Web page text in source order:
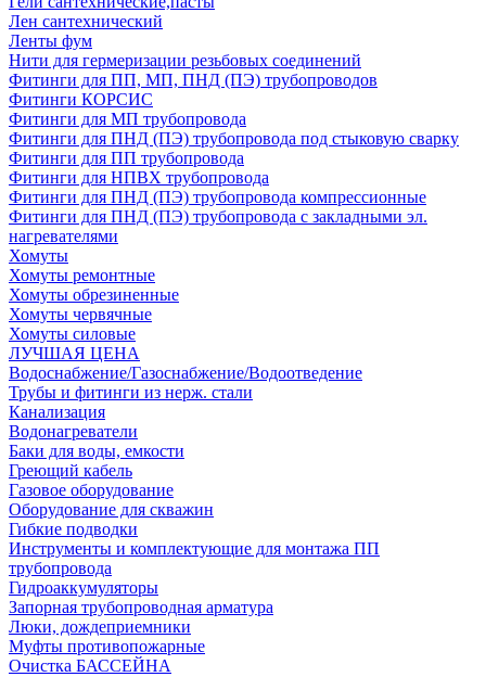
Лен сантехнический
Ленты фум
Нити для гермеризации резьбовых соединений
Фитинги для ПП, МП, ПНД (ПЭ) трубопроводов
Фитинги КОРСИС
Фитинги для МП трубопровода
Фитинги для ПНД (ПЭ) трубопровода под стыковую сварку
Фитинги для ПП трубопровода
Фитинги для НПВХ трубопровода
Фитинги для ПНД (ПЭ) трубопровода компрессионные
Фитинги для ПНД (ПЭ) трубопровода с закладными эл.
нагревателями
Хомуты
Хомуты ремонтные
Хомуты обрезиненные
Хомуты червячные
Хомуты силовые
ЛУЧШАЯ ЦЕНА
Водоснабжение/Газоснабжение/Водоотведение
Трубы и фитинги из нерж. стали
Канализация
Водонагреватели
Баки для воды, емкости
Греющий кабель
Газовое оборудование
Оборудование для скважин
Гибкие подводки
Инструменты и комплектующие для монтажа ПП
трубопровода
Гидроаккумуляторы
Запорная трубопроводная арматура
Люки, дождеприемники
Муфты противопожарные
Очистка БАССЕЙНА